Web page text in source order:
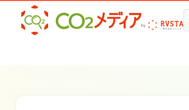
建設業✕脱炭素専門CO2メディア